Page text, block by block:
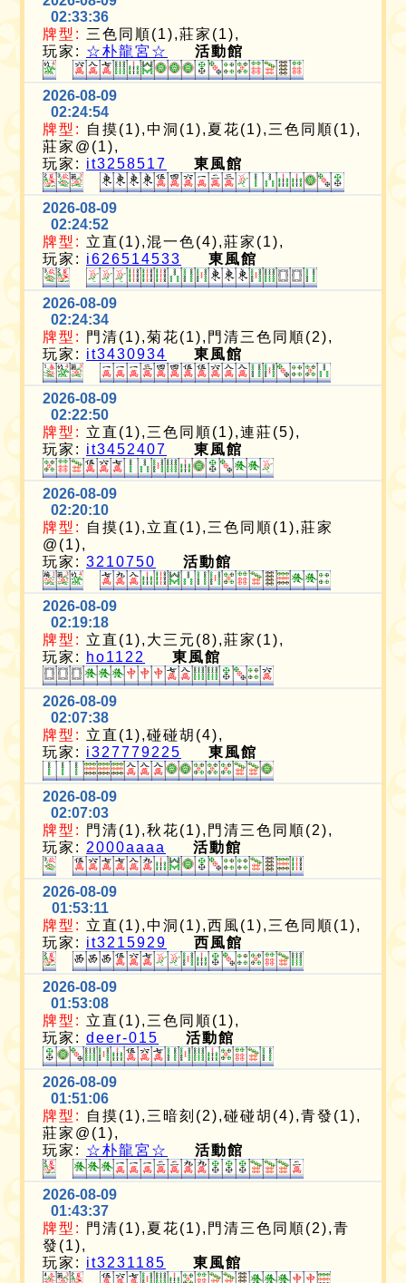
02:33:36
牌型: 三色同順(1),莊家(1),
玩家: ☆朴龍宮☆ 活動館
2026-08-09
02:24:54
牌型:
自摸(1),中洞(1),夏花(1),三色同順(1),
莊家@(1),
玩家: it3258517 東風館
2026-08-09
02:24:52
牌型: 立直(1),混一色(4),莊家(1),
玩家: i626514533 東風館
2026-08-09
02:24:34
牌型:
門清(1),菊花(1),門清三色同順(2),
玩家: it3430934 東風館
2026-08-09
02:22:50
牌型: 立直(1),三色同順(1),連莊(5),
玩家: it3452407 東風館
2026-08-09
02:20:10
牌型:
自摸(1),立直(1),三色同順(1),莊家
@(1),
玩家:3210750 活動館
2026-08-09
02:19:18
牌型: 立直(1),大三元(8),莊家(1),
玩家:
ho1122 東風館
2026-08-09
02:07:38
牌型: 立直(1),碰碰胡(4),
玩家: i327779225 東風館
2026-08-09
02:07:03
牌型:
門清(1),秋花(1),門清三色同順(2),
玩家: 2000aaaa 活動館
2026-08-09
01:53:11
牌型: 立直(1),中洞(1),西風(1),三色同順(1),
玩家: it3215929 西風館
2026-08-09
01:53:08
牌型: 立直(1),三色同順(1),
玩家:deer-015 活動館
2026-08-09
01:51:06
牌型:
自摸(1),三暗刻(2),碰碰胡(4),青發(1),
莊家@(1),
玩家: ☆朴龍宮☆ 活動館
2026-08-09
01:43:37
牌型:
門清(1),夏花(1),門清三色同順(2),青
發(1),
玩家: it3231185 東風館